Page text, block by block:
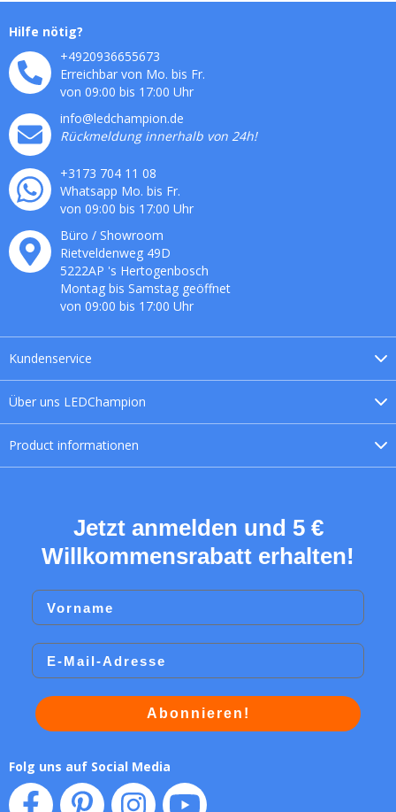
Über uns LEDChampion
Product informationen
Kundenservice
Hilfe nötig?
+4920936655673
Erreichbar von Mo. bis Fr.
von 09:00 bis 17:00 Uhr
info@ledchampion.de
Rückmeldung innerhalb von 24h!
+3173 704 11 08
Whatsapp Mo. bis Fr.
von 09:00 bis 17:00 Uhr
Büro / Showroom
Rietveldenweg 49D
5222AP 's Hertogenbosch
Montag bis Samstag geöffnet
von 09:00 bis 17:00 Uhr
Jetzt anmelden und 5 €
Willkommensrabatt erhalten!
Vorname
Email
Abonnieren!
Folg uns auf Social Media